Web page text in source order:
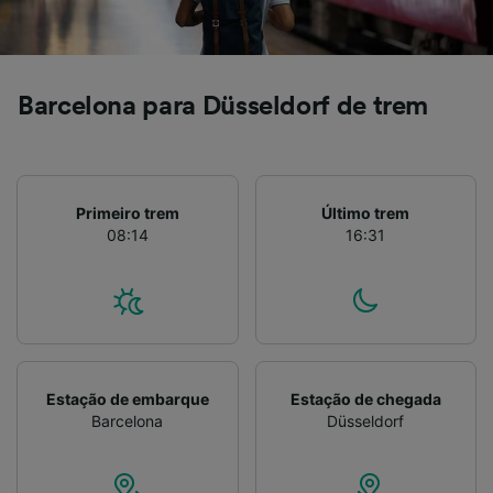
Barcelona para Düsseldorf de trem
Primeiro trem
08:14
Último trem
16:31
Estação de embarque
Barcelona
Estação de chegada
Düsseldorf
Lista de parceiros (fornecedores)